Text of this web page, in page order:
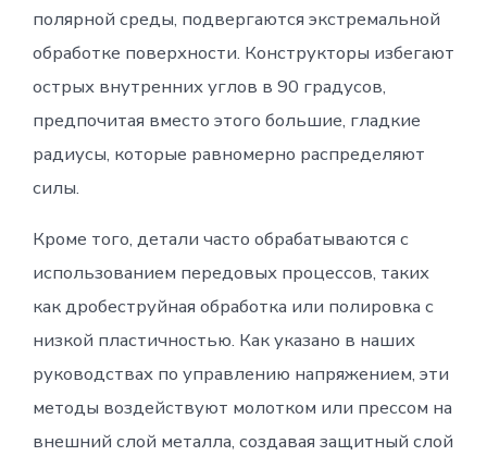
полярной среды, подвергаются экстремальной
обработке поверхности. Конструкторы избегают
острых внутренних углов в 90 градусов,
предпочитая вместо этого большие, гладкие
радиусы, которые равномерно распределяют
силы.
Кроме того, детали часто обрабатываются с
использованием передовых процессов, таких
как дробеструйная обработка или полировка с
низкой пластичностью. Как указано в наших
руководствах по управлению напряжением, эти
методы воздействуют молотком или прессом на
внешний слой металла, создавая защитный слой